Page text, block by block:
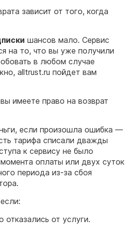
зависит от того, когда
шансов мало. Сервис
на то, что вы уже получили
в любом случае
alltrust.ru пойдет вам
вы имеете право на возврат
если произошла ошибка —
тарифа списали дважды
к сервису не было
оплаты или двух суток
периода из-за сбоя
от услуги.